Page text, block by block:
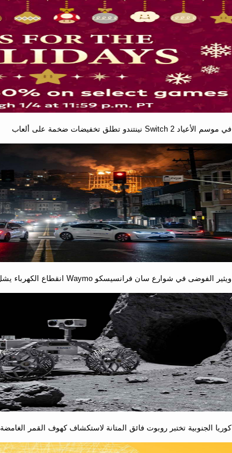
نينتندو تطلق تخفيضات ضخمة على ألعاب Switch 2 في موسم الأعياد
انقطاع الكهرباء يشل حركة روبوتاكسي Waymo ويثير الفوضى في شوارع سان فرانسيسكو
كوريا الجنوبية تختبر روبوت فائق المتانة لاستكشاف كهوف القمر الغامضة